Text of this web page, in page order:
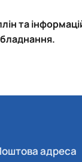
та
адреса